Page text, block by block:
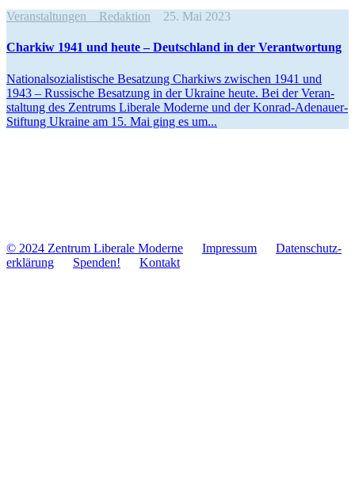
Veranstaltungen Redaktion 25. Mai 2023
Charkiw 1941 und heute – Deutsch­land in der Verantwortung
Natio­nal­so­zia­lis­ti­sche Besat­zung Char­kiws zwi­schen 1941 und
1943 – Rus­si­sche Besat­zung in der Ukraine heute. Bei der Ver­an­
stal­tung des Zen­trums Libe­rale Moderne und der Konrad-Ade­­nauer-
Stif­­tung Ukraine am 15. Mai ging es um...
© 2024 Zentrum Libe­rale Moderne Impres­sum
Daten­schutz­
er­klä­rung
Spenden! Kontakt